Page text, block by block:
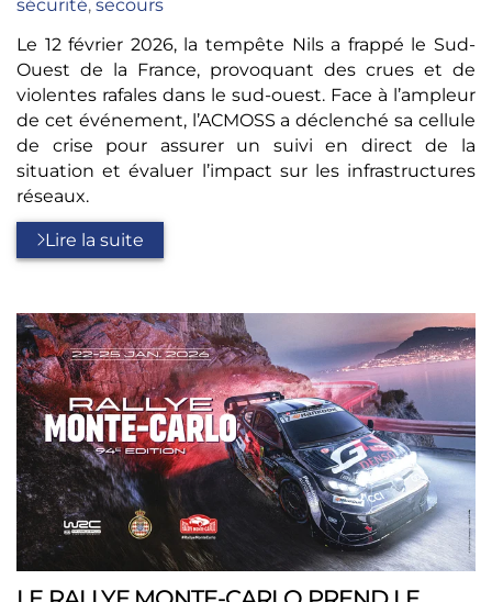
sécurité, secours
Le 12 février 2026, la tempête Nils a frappé le Sud-
Ouest de la France, provoquant des crues et de
violentes rafales dans le sud-ouest. Face à l’ampleur
de cet événement, l’ACMOSS a déclenché sa cellule
de crise pour assurer un suivi en direct de la
situation et évaluer l’impact sur les infrastructures
réseaux.
Lire la suite